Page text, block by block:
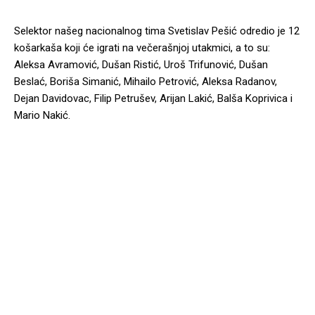
Selektor našeg nacionalnog tima Svetislav Pešić odredio je 12
košarkaša koji će igrati na večerašnjoj utakmici, a to su:
Aleksa Avramović, Dušan Ristić, Uroš Trifunović, Dušan
Beslać, Boriša Simanić, Mihailo Petrović, Aleksa Radanov,
Dejan Davidovac, Filip Petrušev, Arijan Lakić, Balša Koprivica i
Mario Nakić.